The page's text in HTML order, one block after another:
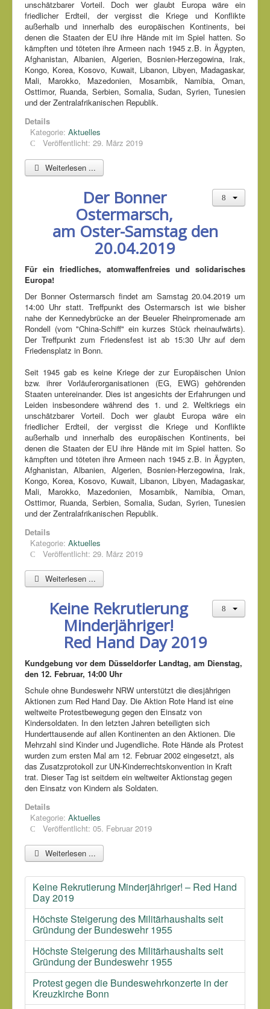
unschätzbarer Vorteil. Doch wer glaubt Europa wäre ein
friedlicher Erdteil, der vergisst die Kriege und Konflikte
außerhalb und innerhalb des europäischen Kontinents, bei
denen die Staaten der EU ihre Hände mit im Spiel hatten. So
kämpften und töteten ihre Armeen nach 1945 z.B. in Ägypten,
Afghanistan, Albanien, Algerien, Bosnien-Herzegowina, Irak,
Kongo, Korea, Kosovo, Kuwait, Libanon, Libyen, Madagaskar,
Mali, Marokko, Mazedonien, Mosambik, Namibia, Oman,
Osttimor, Ruanda, Serbien, Somalia, Sudan, Syrien, Tunesien
und der Zentralafrikanischen Republik.
Details
Kategorie: Aktuelles
Veröffentlicht: 29. März 2019
Weiterlesen ...
Der Bonner
Ostermarsch,
am Oster-Samstag den
20.04.2019
Für ein friedliches, atomwaffenfreies und solidarisches
Europa!
Der Bonner Ostermarsch findet am Samstag 20.04.2019 um
14:00 Uhr statt. Treffpunkt des Ostermarsch ist wie bisher
nahe der Kennedybrücke an der Beueler Rheinpromenade am
Rondell (vom "China-Schiff" ein kurzes Stück rheinaufwärts).
Der Treffpunkt zum Friedensfest ist ab 15:30 Uhr auf dem
Friedensplatz in Bonn.
Seit 1945 gab es keine Kriege der zur Europäischen Union
bzw. ihrer Vorläuferorganisationen (EG, EWG) gehörenden
Staaten untereinander. Dies ist angesichts der Erfahrungen und
Leiden insbesondere während des 1. und 2. Weltkriegs ein
unschätzbarer Vorteil. Doch wer glaubt Europa wäre ein
friedlicher Erdteil, der vergisst die Kriege und Konflikte
außerhalb und innerhalb des europäischen Kontinents, bei
denen die Staaten der EU ihre Hände mit im Spiel hatten. So
kämpften und töteten ihre Armeen nach 1945 z.B. in Ägypten,
Afghanistan, Albanien, Algerien, Bosnien-Herzegowina, Irak,
Kongo, Korea, Kosovo, Kuwait, Libanon, Libyen, Madagaskar,
Mali, Marokko, Mazedonien, Mosambik, Namibia, Oman,
Osttimor, Ruanda, Serbien, Somalia, Sudan, Syrien, Tunesien
und der Zentralafrikanischen Republik.
Details
Kategorie: Aktuelles
Veröffentlicht: 29. März 2019
Weiterlesen ...
Keine Rekrutierung
Minderjähriger!
Red Hand Day 2019
Kundgebung vor dem Düsseldorfer Landtag, am Dienstag,
den 12. Februar, 14:00 Uhr
Schule ohne Bundeswehr NRW unterstützt die diesjährigen
Aktionen zum Red Hand Day. Die Aktion Rote Hand ist eine
weltweite Protestbewegung gegen den Einsatz von
Kindersoldaten. In den letzten Jahren beteiligten sich
Hunderttausende auf allen Kontinenten an den Aktionen. Die
Mehrzahl sind Kinder und Jugendliche. Rote Hände als Protest
wurden zum ersten Mal am 12. Februar 2002 eingesetzt, als
das Zusatzprotokoll zur UN-Kinderrechtskonvention in Kraft
trat. Dieser Tag ist seitdem ein weltweiter Aktionstag gegen
den Einsatz von Kindern als Soldaten.
Details
Kategorie: Aktuelles
Veröffentlicht: 05. Februar 2019
Weiterlesen ...
Keine Rekrutierung Minderjähriger! – Red Hand
Day 2019
Höchste Steigerung des Militärhaushalts seit
Gründung der Bundeswehr 1955
Höchste Steigerung des Militärhaushalts seit
Gründung der Bundeswehr 1955
Protest gegen die Bundeswehrkonzerte in der
Kreuzkirche Bonn